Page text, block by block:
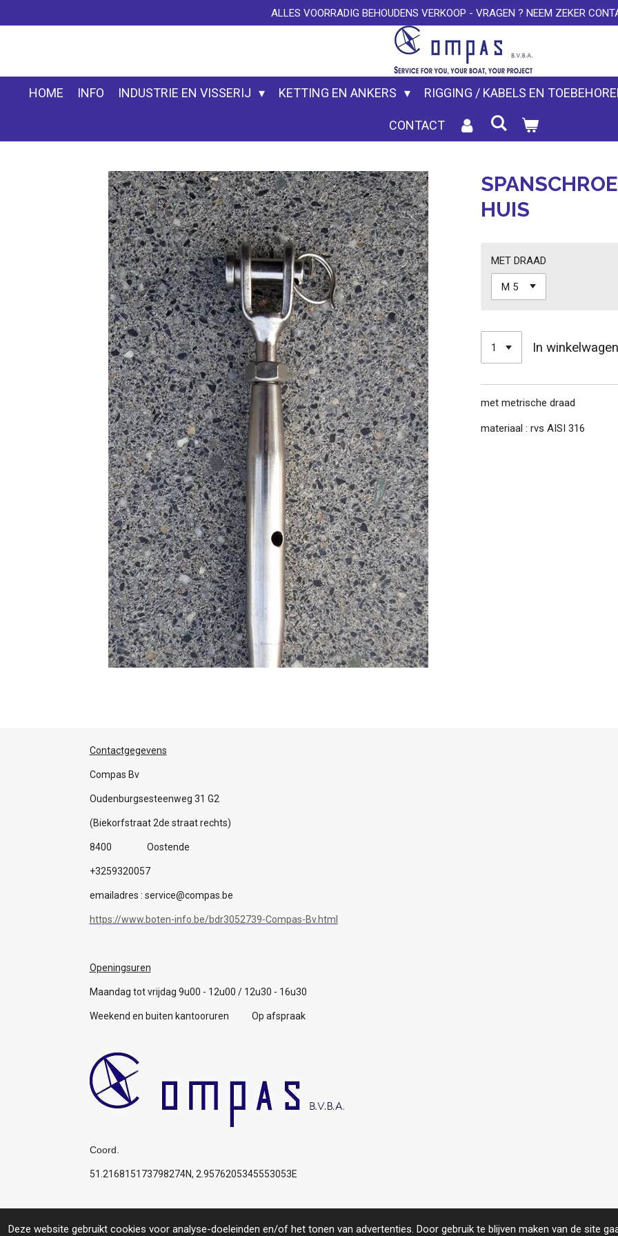
Deze website gebruikt cookies voor analyse-doeleinden en/of het tonen van advertenties. Door gebruik te blijven maken van de site
direct
hoofdinhoud
ALLES VOORRADIG BEHOUDENS VERKOOP - VRAGEN ? NEEM ZEKER
HOME INFO INDUSTRIE EN VISSERIJ KETTING EN ANKERS RIGGING / KABELS EN
CONTACT
HUIS
MET DRAAD
In
met metrische draad
materiaal : rvs AISI 316
Contactgegevens
Compas Bv
Oudenburgsesteenweg 31 G2
(Biekorfstraat 2de straat rechts)
8400 Oostende
+3259320057
emailadres : service@compas.be
https://www.boten-info.be/bdr3052739-Compas-Bv.html
Openingsuren
Maandag tot vrijdag 9u00 - 12u00 / 12u30 - 16u30
Weekend en buiten kantooruren Op afspraak
Coord.
51.216815173798274N, 2.9576205345553053E
© 2019 Compas: Service for you, your boat, your project. https://www.compas.be/